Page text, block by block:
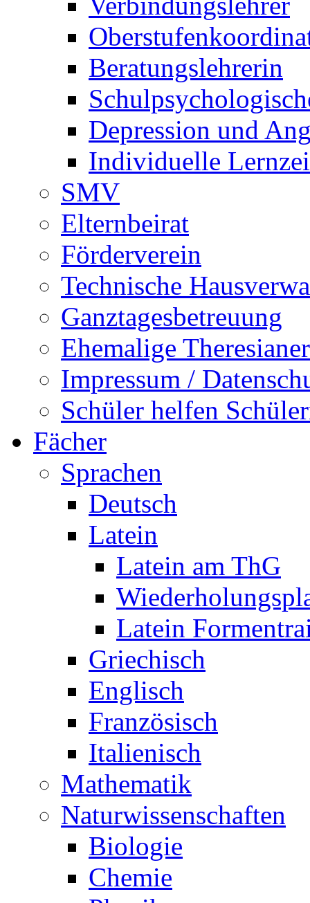
Beratungslehrerin
Depression und
Individuelle
SMV
Elternbeirat
Förderverein
Technische
Ganztagesbetreuung
Ehemalige Theresianer
Impressum /
Schüler helfen
Fächer
Sprachen
Deutsch
Latein
Latein am ThG
Latein
Griechisch
Englisch
Französisch
Italienisch
Mathematik
Naturwissenschaften
Biologie
Chemie